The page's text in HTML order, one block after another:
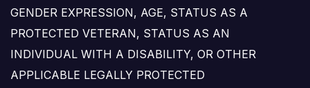
GENDER EXPRESSION, AGE, STATUS AS A
PROTECTED VETERAN, STATUS AS AN
INDIVIDUAL WITH A DISABILITY, OR OTHER
APPLICABLE LEGALLY PROTECTED